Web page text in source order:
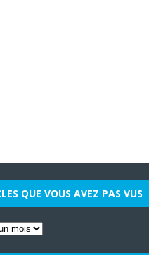
QUE VOUS AVEZ PAS VUS